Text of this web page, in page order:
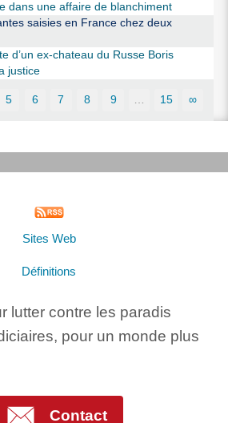
dans une affaire de blanchiment
saisies en France chez deux
d’un ex-chateau du Russe Boris
justice
5 6 7 8 9 15 ∞
Sites Web
Définitions
lutter contre les paradis
pour un monde plus
Contact